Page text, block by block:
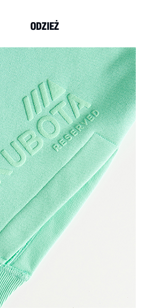
ODZIEŻ